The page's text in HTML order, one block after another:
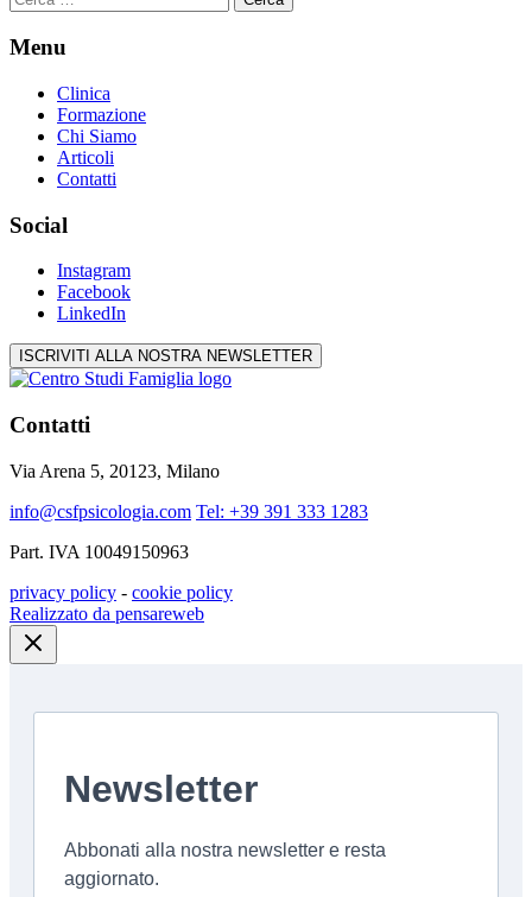
per:
Menu
Clinica
Formazione
Chi Siamo
Articoli
Contatti
Social
Instagram
Facebook
LinkedIn
ISCRIVITI ALLA NOSTRA NEWSLETTER
Contatti
Via Arena 5, 20123, Milano
info@csfpsicologia.com Tel: +39 391 333 1283
Part. IVA 10049150963
privacy policy - cookie policy
Realizzato da pensareweb